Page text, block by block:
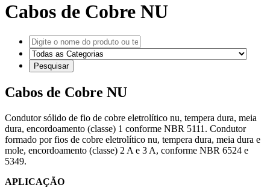
Cabos de Cobre NU
Cabos de Cobre NU
Condutor sólido de fio de cobre eletrolítico nu, tempera dura, meia
dura, encordoamento (classe) 1 conforme NBR 5111. Condutor
formado por fios de cobre eletrolítico nu, tempera dura, meia dura e
mole, encordoamento (classe) 2 A e 3 A, conforme NBR 6524 e
5349.
APLICAÇÃO